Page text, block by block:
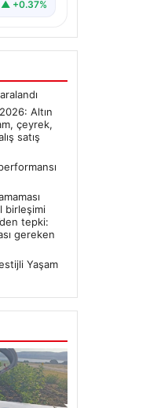
▲ +0.37%
Altın
çeyrek,
satış
birleşimi
tepki:
gereken
Yaşam